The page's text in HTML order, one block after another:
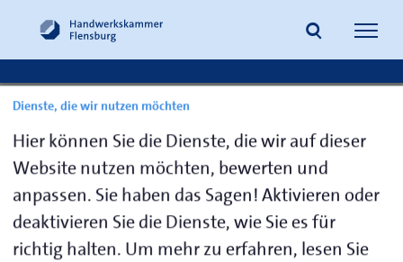
Suche
Ansprechpartner: Maler und
Lackierer
Dienste, die wir nutzen möchten
Hier können Sie die Dienste, die wir auf dieser
Website nutzen möchten, bewerten und
anpassen. Sie haben das Sagen! Aktivieren oder
deaktivieren Sie die Dienste, wie Sie es für
richtig halten. Um mehr zu erfahren, lesen Sie